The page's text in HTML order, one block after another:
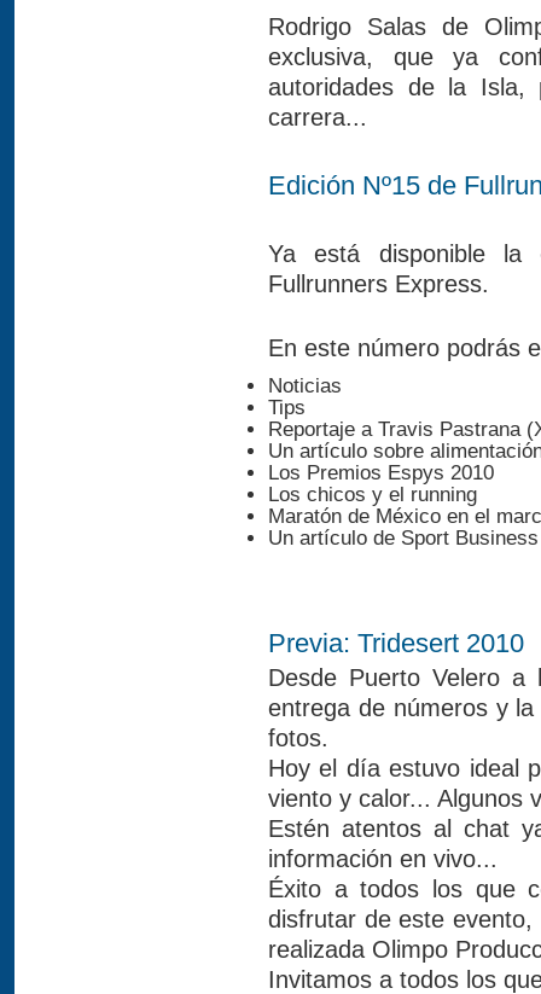
Rodrigo Salas de
exclusiva, que ya
autoridades de la
carrera...
Edición Nº15 de
Ya está disponible la
Fullrunners Express.
En este número podrás
Noticias
Tips
Reportaje a Travis Pastrana
Un artículo sobre
Los Premios Espys 2010
Los chicos y el running
Maratón de México en el
Un artículo de Sport Business
Previa: Tridesert 2010
Desde Puerto Velero
entrega de números y
fotos.
Hoy el día estuvo ideal
viento y calor... Algunos
Estén atentos al chat
información en vivo...
Éxito a todos los que
disfrutar de este
realizada Olimpo
Invitamos a todos los